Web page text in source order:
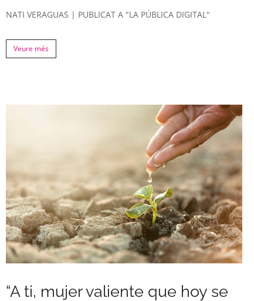
NATI VERAGUAS | PUBLICAT A "LA PÚBLICA DIGITAL"
Veure més
“A ti, mujer valiente que hoy se